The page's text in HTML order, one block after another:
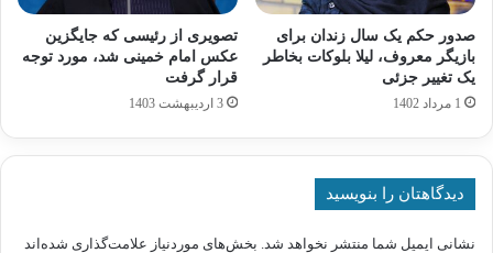
صدور حکم یک سال زندان برای
بازیگر معروف، لیلا بلوکات بخاطر
یک تغییر جزئی
1 مرداد 1402
تصویری از رئیسی که جایگزین
عکس امام خمینی شد، مورد توجه
قرار گرفت
3 اردیبهشت 1403
دیدگاهتان را بنویسید
نشانی ایمیل شما منتشر نخواهد شد. بخش‌های موردنیاز علامت‌گذاری شده‌اند